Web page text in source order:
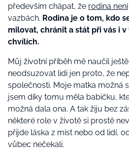
především chápat, že rodina není
vazbách. Rodina je o tom, kdo
milovat, chránit a stát při vás i
chvílích.
Můj životní příběh mě naučil
neodsuzovat lidi jen proto, že
společnosti. Moje matka možná
jsem díky tomu měla babičku,
možná dala ona. A tak žiju bez
některé role v životě si prostě
přijde láska z míst nebo od lidí,
vůbec nečekali.